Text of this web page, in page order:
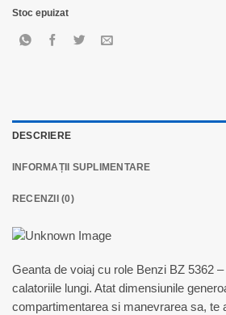
Stoc epuizat
DESCRIERE
INFORMAȚII SUPLIMENTARE
RECENZII (0)
Geanta de voiaj cu role Benzi BZ 5362
calatoriile lungi. Atat dimensiunile
compartimentarea si manevrarea sa, te